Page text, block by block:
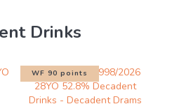
Drinks
WF 90 points